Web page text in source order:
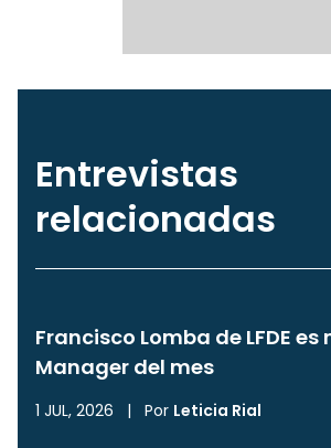
Entrevistas
relacionadas
Francisco Lomba de LFDE
Manager del mes
1 JUL, 2026 | Por Leticia Rial